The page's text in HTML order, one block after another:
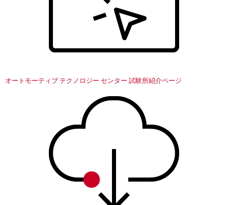
オートモーティブ テクノロジー センター 試験所紹介ページ